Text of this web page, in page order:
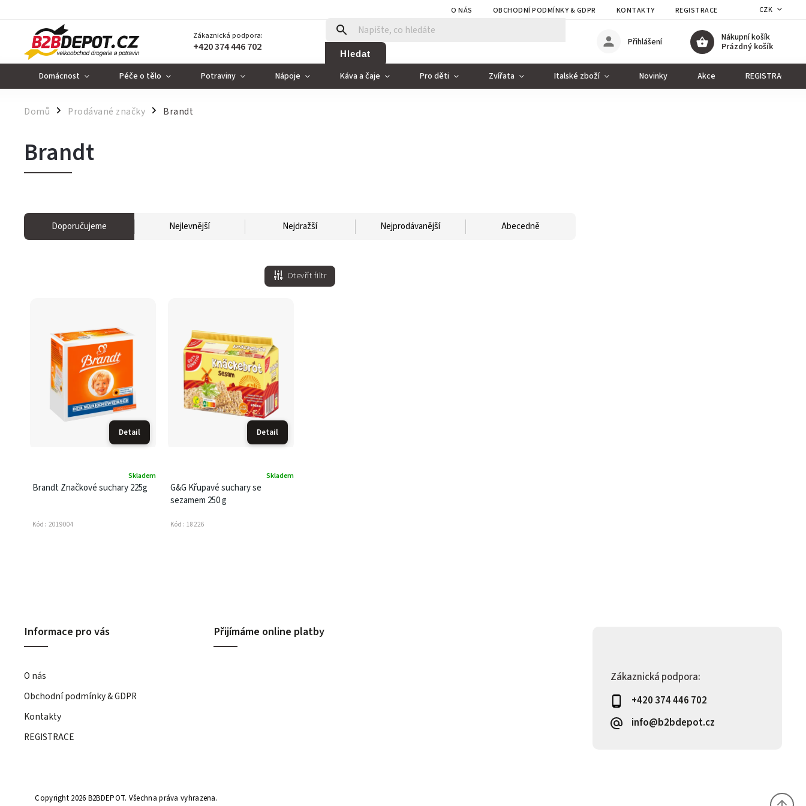
O NÁS OBCHODNÍ PODMÍNKY & GDPR KONTAKTY REGISTRACE CZK
Zákaznická podpora:
+420 374 446 702 Hledat
Nákupní košík
Prázdný košík
Přihlášení
Domácnost Péče o tělo Potraviny Nápoje Káva a čaje Pro děti Zvířata Italské zboží Novinky Akce REGISTRACE
Domů / Prodávané značky / Brandt
Brandt
Doporučujeme Nejlevnější Nejdražší Nejprodávanější Abecedně
Otevřít filtr
Detail
Brandt Značkové suchary 225g
Skladem
Kód: 2019004
Detail
G&G Křupavé suchary se
sezamem 250 g
Skladem
Kód: 18226
Zákaznická podpora:
+420 374 446 702
info@b2bdepot.cz
Informace pro vás
O nás
Obchodní podmínky & GDPR
Kontakty
REGISTRACE
Přijímáme online platby
Copyright 2026 B2BDEPOT. Všechna práva vyhrazena.